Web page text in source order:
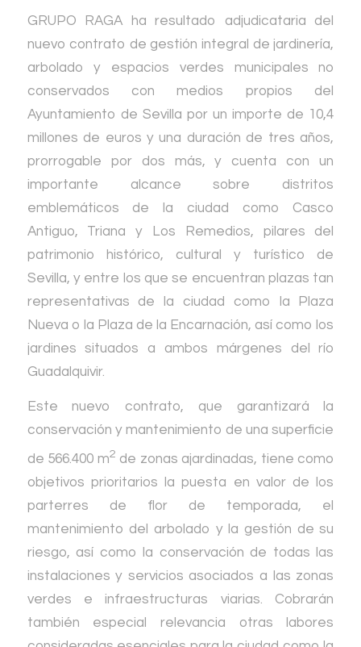
GRUPO RAGA ha resultado adjudicataria del
nuevo contrato de gestión integral de jardinería,
arbolado y espacios verdes municipales no
conservados con medios propios del
Ayuntamiento de Sevilla por un importe de 10,4
millones de euros y una duración de tres años,
prorrogable por dos más, y cuenta con un
importante alcance sobre distritos
emblemáticos de la ciudad como Casco
Antiguo, Triana y Los Remedios, pilares del
patrimonio histórico, cultural y turístico de
Sevilla, y entre los que se encuentran plazas tan
representativas de la ciudad como la Plaza
Nueva o la Plaza de la Encarnación, así como los
jardines situados a ambos márgenes del río
Guadalquivir.
Este nuevo contrato, que garantizará la
conservación y mantenimiento de una superficie
de 566.400 m2 de zonas ajardinadas, tiene como
objetivos prioritarios la puesta en valor de los
parterres de flor de temporada, el
mantenimiento del arbolado y la gestión de su
riesgo, así como la conservación de todas las
instalaciones y servicios asociados a las zonas
verdes e infraestructuras viarias. Cobrarán
también especial relevancia otras labores